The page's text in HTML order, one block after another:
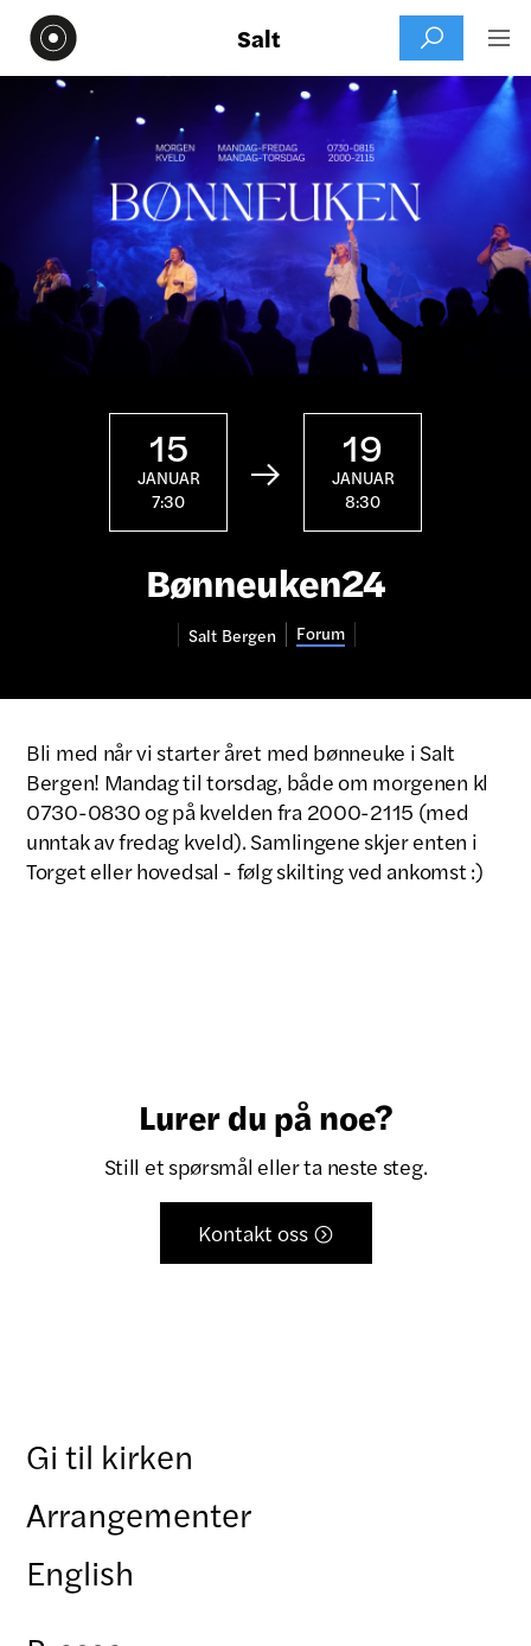
Salt  
15
JANUAR
7:30

19
JANUAR
8:30
Bønneuken24
Salt Bergen Forum
Bli med når vi starter året med bønneuke i Salt
Bergen! Mandag til torsdag, både om morgenen kl
0730-0830 og på kvelden fra 2000-2115 (med
unntak av fredag kveld). Samlingene skjer enten i
Torget eller hovedsal - følg skilting ved ankomst :)
Lurer du på noe?
Still et spørsmål eller ta neste steg.
Kontakt oss 
Gi til kirken
Arrangementer
English